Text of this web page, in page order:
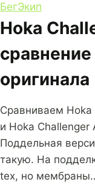
БегЭкип
Hoka
оригинала
Сравниваем Hoka
и Hoka Challenger
Поддельная
такую. На
tex, но